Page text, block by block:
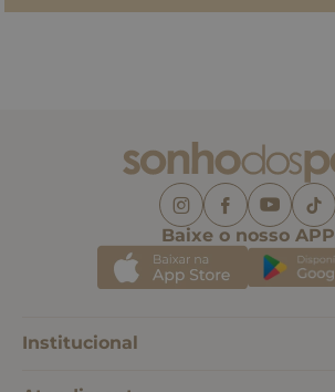
Baixe o nosso APP
Institucional